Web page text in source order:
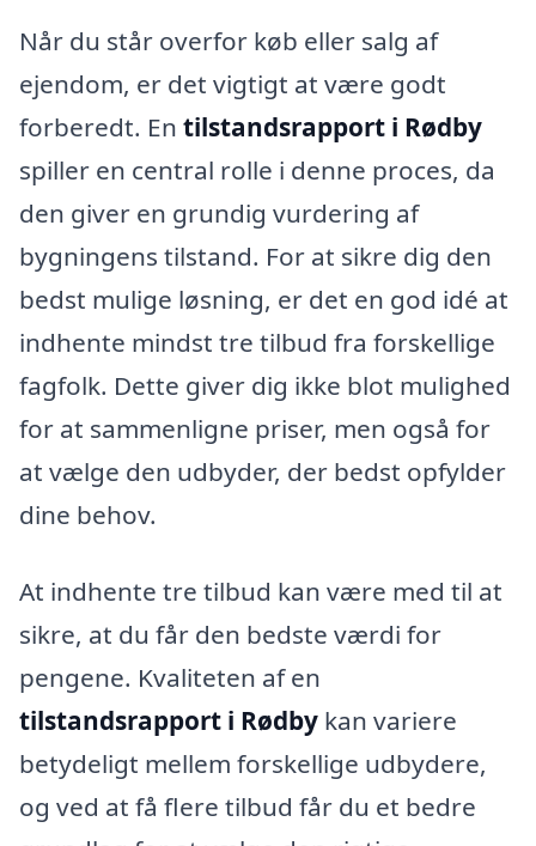
Når du står overfor køb eller salg af
ejendom, er det vigtigt at være godt
forberedt. En tilstandsrapport i Rødby
spiller en central rolle i denne proces, da
den giver en grundig vurdering af
bygningens tilstand. For at sikre dig den
bedst mulige løsning, er det en god idé at
indhente mindst tre tilbud fra forskellige
fagfolk. Dette giver dig ikke blot mulighed
for at sammenligne priser, men også for
at vælge den udbyder, der bedst opfylder
dine behov.
At indhente tre tilbud kan være med til at
sikre, at du får den bedste værdi for
pengene. Kvaliteten af en
tilstandsrapport i Rødby kan variere
betydeligt mellem forskellige udbydere,
og ved at få flere tilbud får du et bedre